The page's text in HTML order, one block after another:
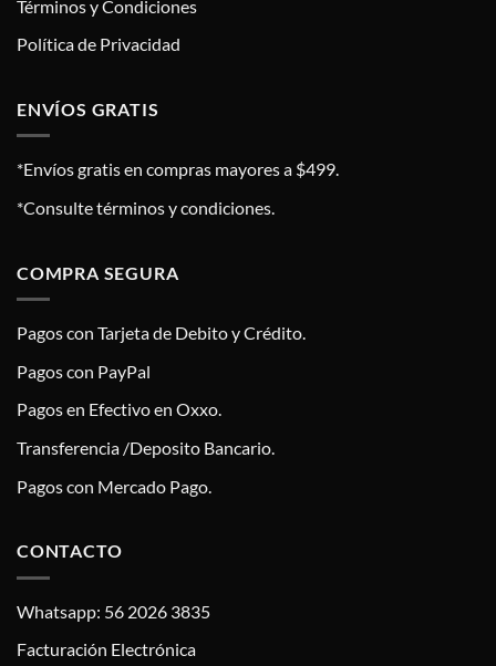
Términos y Condiciones
Política de Privacidad
ENVÍOS GRATIS
*Envíos gratis en compras mayores a $499.
*Consulte términos y condiciones.
COMPRA SEGURA
Pagos con Tarjeta de Debito y Crédito.
Pagos con PayPal
Pagos en Efectivo en Oxxo.
Transferencia /Deposito Bancario.
Pagos con Mercado Pago.
CONTACTO
Whatsapp: 56 2026 3835
Facturación Electrónica